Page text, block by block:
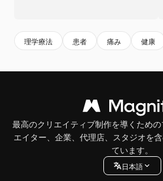
理学療法 患者 痛み 健康
最高のクリエイティブ制作を導くため
エイター、企業、代理店、スタジオを
ています。
日本語